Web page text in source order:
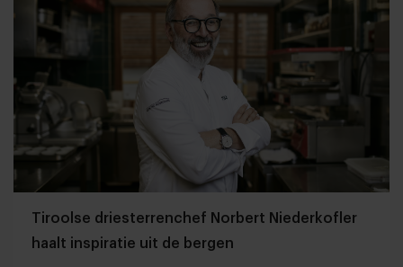
Tiroolse driesterrenchef Norbert Niederkofler
haalt inspiratie uit de bergen